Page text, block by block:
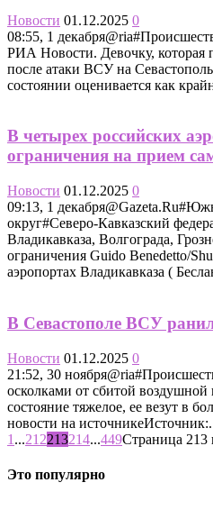
Новости 01.12.2025 0
08:55, 1
РИА Новости. Девочку, которая
после атаки ВСУ на
состоянии оценивается как
В четырех российских
ограничения на прием
Новости 01.12.2025 0
09:13, 1
округ#Северо-Кавказский
Владикавказа, Волгограда,
ограничения Guido Benedetto/
аэропортах Владикавказа (
В Севастополе ВСУ
Новости 01.12.2025 0
21:52, 30
осколками от сбитой воздушной
состояние тяжелое, ее везут в
новости на
1 ...212213214...449Страница 213
Это популярно